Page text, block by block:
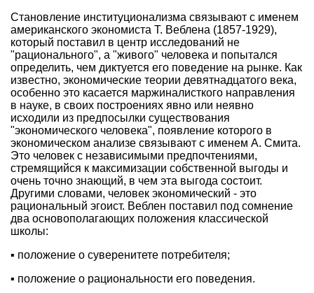
Становление институционализма связывают с именем
американского экономиста Т. Веблена (1857-1929),
который поставил в центр исследований не
"рационального", а "живого" человека и попытался
определить, чем диктуется его поведение на рынке. Как
известно, экономические теории девятнадцатого века,
особенно это касается маржиналисткого направления
в науке, в своих построениях явно или неявно
исходили из предпосылки существования
"экономического человека", появление которого в
экономическом анализе связывают с именем А. Смита.
Это человек с независимыми предпочтениями,
стремящийся к максимизации собственной выгоды и
очень точно знающий, в чем эта выгода состоит.
Другими словами, человек экономический - это
рациональный эгоист. Веблен поставил под сомнение
два основополагающих положения классической
школы:
▪ положение о суверенитете потребителя;
▪ положение о рациональности его поведения.